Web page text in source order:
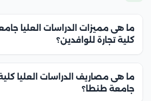
ما هى مميزات الدراسات العليا
كلية تجارة للوافدين؟
ما هى مصاريف الدراسات العليا
جامعة طنطا؟